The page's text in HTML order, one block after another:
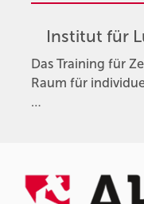
Institut für
Das Training für
Raum für
…